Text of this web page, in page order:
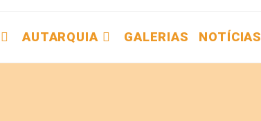
AUTARQUIA GALERIAS NOTÍCIAS